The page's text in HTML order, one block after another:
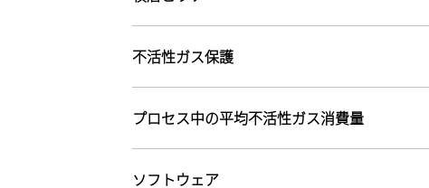
不活性ガス保護
プロセス中の平均不活性ガス消費量
ソフトウェア